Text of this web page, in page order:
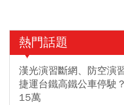
熱門話題
漢光演習斷網、防空演
捷運台鐵高鐵公車停駛
15萬